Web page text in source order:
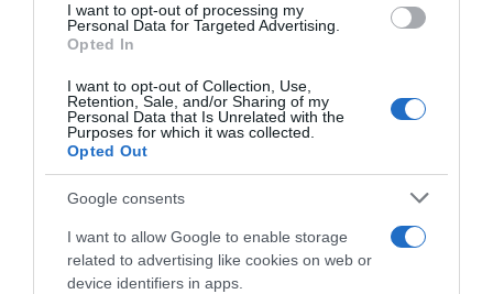
I want to opt-out of processing my
Personal Data for Targeted Advertising.
Opted In
I want to opt-out of Collection, Use,
Retention, Sale, and/or Sharing of my
Personal Data that Is Unrelated with the
Purposes for which it was collected.
Opted Out
Google consents
I want to allow Google to enable storage
related to advertising like cookies on web or
device identifiers in apps.
Σλοβενία: Το κοινοβούλιο νομιμοποίησε την
υποβοηθούμενη αυτοκτονία
Τι προβλέπει ο νέος νόμος
18.07.2025 - 20:52